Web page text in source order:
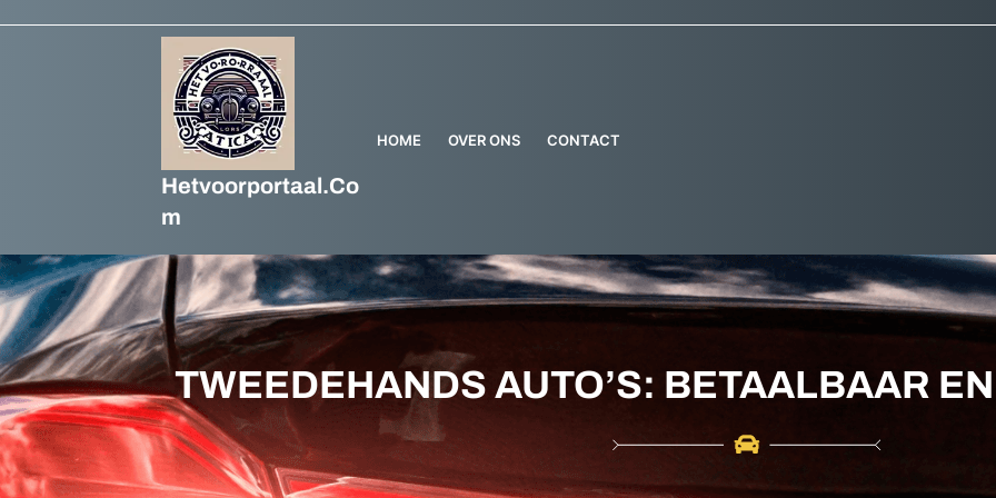
Ga
Hetvoorportaal.co
M
HOME OVER ONS CONTACT
TWEEDEHANDS AUTO’S: BETAALBAAR